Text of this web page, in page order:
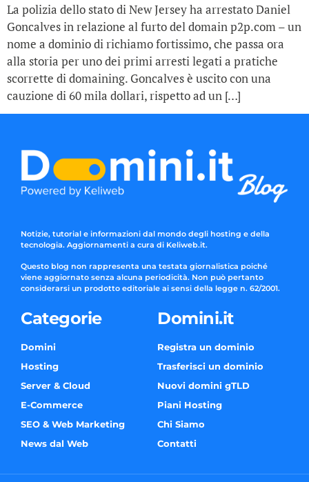
La polizia dello stato di New Jersey ha arrestato Daniel
Goncalves in relazione al furto del domain p2p.com – un
nome a dominio di richiamo fortissimo, che passa ora
alla storia per uno dei primi arresti legati a pratiche
scorrette di domaining. Goncalves è uscito con una
cauzione di 60 mila dollari, rispetto ad un […]
Notizie, tutorial e informazioni dal mondo degli hosting e della
tecnologia. Aggiornamenti a cura di Keliweb.it.
Questo blog non rappresenta una testata giornalistica poiché
viene aggiornato senza alcuna periodicità. Non può pertanto
considerarsi un prodotto editoriale ai sensi della legge n. 62/2001.
Categorie
Domini
Hosting
Server & Cloud
E-Commerce
SEO & Web Marketing
News dal Web
Domini.it
Registra un dominio
Trasferisci un dominio
Nuovi domini gTLD
Piani Hosting
Chi Siamo
Contatti